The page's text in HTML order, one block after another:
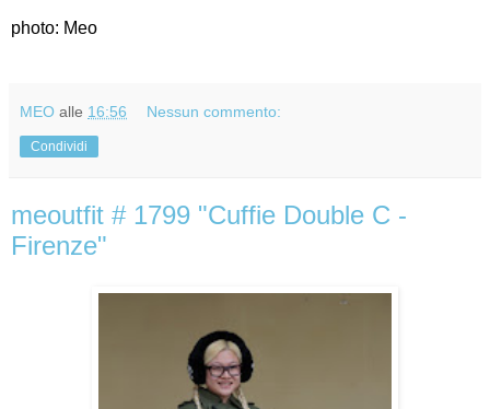
photo: Meo
MEO alle 16:56 Nessun commento:
Condividi
meoutfit # 1799 "Cuffie Double C -
Firenze"